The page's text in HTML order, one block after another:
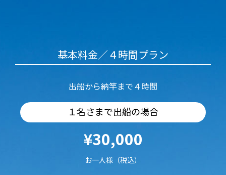
基本料金／４時間プラン
出船から納竿まで４時間
１名さまで出船の場合
¥30,000
お一人様（税込）